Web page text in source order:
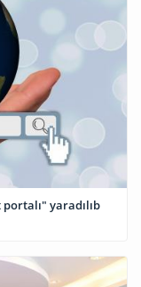
yaradılıb